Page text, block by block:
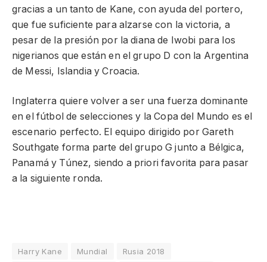
gracias a un tanto de Kane, con ayuda del portero,
que fue suficiente para alzarse con la victoria, a
pesar de la presión por la diana de Iwobi para los
nigerianos que están en el grupo D con la Argentina
de Messi, Islandia y Croacia.
Inglaterra quiere volver a ser una fuerza dominante
en el fútbol de selecciones y la Copa del Mundo es el
escenario perfecto. El equipo dirigido por Gareth
Southgate forma parte del grupo G junto a Bélgica,
Panamá y Túnez, siendo a priori favorita para pasar
a la siguiente ronda.
Harry Kane Mundial
Rusia 2018